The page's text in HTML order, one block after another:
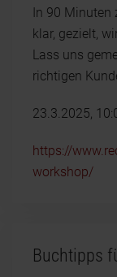
In 90 Minuten
klar, gezielt,
Lass uns
richtigen
23.3.2025,
https://
workshop/
Buchtipps